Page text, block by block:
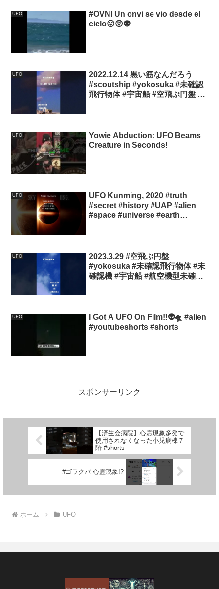
UFO
#OVNI Un onvi se vio desde el
cielo😮😲👽
UFO
2022.12.14 黒い筋なんだろう
#scoutship #yokosuka #未確認
飛行物体 #宇宙船 #空飛ぶ円盤 #
UFO
Yowie Abduction: UFO Beams
Creature in Seconds!
UFO
UFO Kunming, 2020 #truth
#secret #history #UAP #alien
#space #universe #earth
UFO
2023.3.29 #空飛ぶ円盤
#yokosuka #未確認飛行物体 #未
確認機 #宇宙船 #航空機型未確認
UFO
I Got A UFO On Film‼️👽🛸 #alien
#youtubeshorts #shorts
スポンサーリンク
【済生会病院】心霊現象多発で
使用されなくなった小児病棟７
階 #shorts
#ゴラクバ 心霊現象!?
ホーム UFO